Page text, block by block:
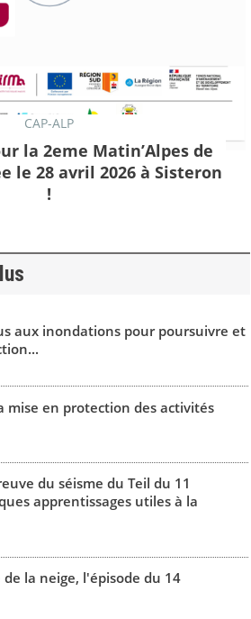
CAP-ALP
la 2eme Matin’Alpes de
le 28 avril 2026 à Sisteron
!
aux inondations pour poursuivre et
mise en protection des activités
du séisme du Teil du 11
apprentissages utiles à la
la neige, l'épisode du 14